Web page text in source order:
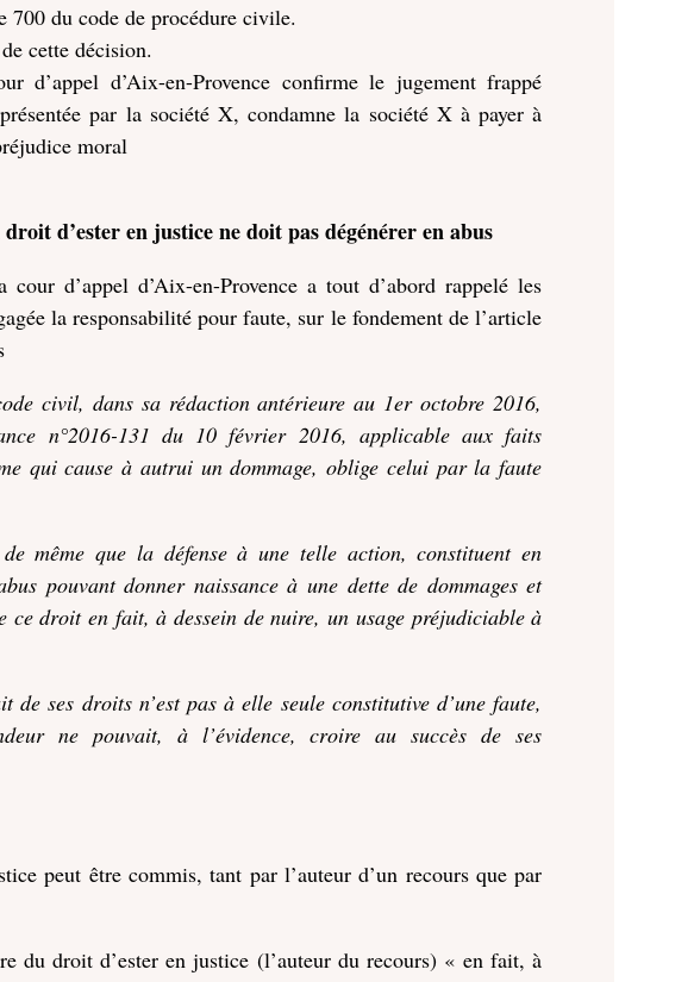
700 du code de procédure civile.
cette décision.
d’appel d’Aix-en-Provence confirme le jugement frappé
par la société X, condamne la société X à payer à
moral
d’ester en justice ne doit pas dégénérer en abus
d’appel d’Aix-en-Provence a tout d’abord rappelé les
la responsabilité pour faute, sur le fondement de l’article
civil, dans sa rédaction antérieure au 1er octobre 2016,
n°2016-131 du 10 février 2016, applicable aux faits
qui cause à autrui un dommage, oblige celui par la faute
même que la défense à une telle action, constituent en
pouvant donner naissance à une dette de dommages et
droit en fait, à dessein de nuire, un usage préjudiciable à
de ses droits n’est pas à elle seule constitutive d’une faute,
ne pouvait, à l’évidence, croire au succès de ses
peut être commis, tant par l’auteur d’un recours que par
du droit d’ester en justice (l’auteur du recours) « en fait, à